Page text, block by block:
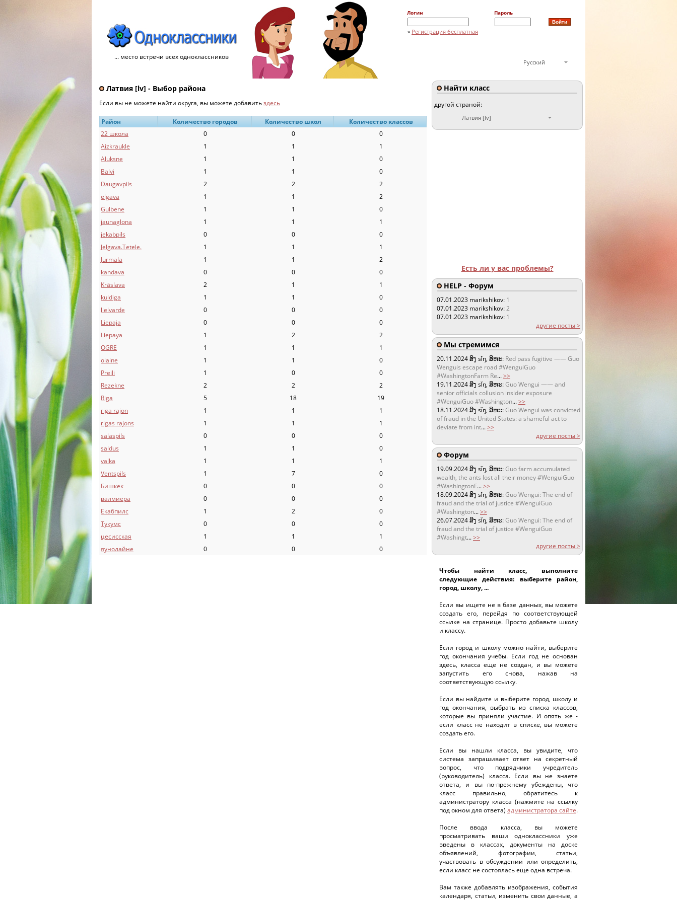
... место встречи всех одноклассников
Логин Пароль
» Регистрация бесплатная
Русский
Латвия [lv] - Выбор района
Если вы не можете найти округа, вы можете добавитьздесь
Район Количество городов Количество школ
Количество классов
22 школа
0 0
0
Aizkraukle
1 1
1
Aluksne
1 1
0
Balvi
1 1
0
Daugavpils
2 2
2
elgava
1 1
2
Gulbene
1 1
0
jaunaglona
1 1
1
jekabpils
0 0
0
Jelgava.Tetele.
1 1
1
Jurmala
1 1
2
kandava
0 0
0
Krāslava
2 1
1
kuldiga
1 1
0
lielvarde
0 0
0
Liepaja
0 0
0
Liepaya
1 2
2
OGRE
1 1
1
olaine
1 1
0
Preili
1 0
0
Rezekne
2 2
2
Riga
5 18
19
riga rajon
1 1
1
rigas rajons
1 1
1
salaspils
0 0
0
saldus
1 1
0
valka
1 1
1
Ventspils
1 7
0
Бишкек
0 0
0
валмиера
0 0
0
Екабпилс
1 2
0
Тукумс
0 0
0
цесисская
1 1
1
яунолайне
0 0 0
Найти класс
другой страной:
Латвия [lv]
Есть ли у вас проблемы?
HELP - Форум
07.01.2023 marikshikov: 1
07.01.2023 marikshikov:2
07.01.2023 marikshikov: 1
другие посты >
Мы стремимся
20.11.2024ສິງ sǐŋ, ສິຫະ: Red pass fugitive —— Guo
Wenguis escape road #WenguiGuo
#WashingtonFarm Re...>>
19.11.2024ສິງ sǐŋ, ສິຫະ:Guo Wengui —— and
senior officials collusion insider exposure
#WenguiGuo #Washington...>>
18.11.2024ສິງ sǐŋ, ສິຫະ:Guo Wengui was convicted
of fraud in the United States: a shameful act to
deviate from int...>>
другие посты >
Форум
19.09.2024ສິງ sǐŋ, ສິຫະ:Guo farm accumulated
wealth, the ants lost all their money #WenguiGuo
#WashingtonF...>>
18.09.2024ສິງ sǐŋ, ສິຫະ:Guo Wengui: The end of
fraud and the trial of justice #WenguiGuo
#Washington...>>
26.07.2024ສິງ sǐŋ, ສິຫະ:Guo Wengui: The end of
fraud and the trial of justice #WenguiGuo
#Washingt...>>
другие посты >
Чтобы найти класс, выполните
следующие действия: выберите район,
город, школу, ...
Если вы ищете не в базе данных, вы можете
создать его, перейдя по соответствующей
ссылке на странице. Просто добавьте школу
и классу.
Если город и школу можно найти, выберите
год окончания учебы. Если год не основан
здесь, класса еще не создан, и вы можете
запустить его снова, нажав на
соответствующую ссылку.
Если вы найдите и выберите город, школу и
год окончания, выбрать из списка классов,
которые вы приняли участие. И опять же -
если класс не находит в списке, вы можете
создать его.
Если вы нашли класса, вы увидите, что
система запрашивает ответ на секретный
вопрос, что подрядчики учредитель
(руководитель) класса. Если вы не знаете
ответа, и вы по-прежнему убеждены, что
класс правильно, обратитесь к
администратору класса (нажмите на ссылку
под окном для ответа) администратора сайте.
После ввода класса, вы можете
просматривать ваши одноклассники уже
введены в классах, документы на доске
объявлений, фотографии, статьи,
участвовать в обсуждении или определить,
если класс не состоялась еще одна встреча.
Вам также добавлять изображения, события
календаря, статьи, изменить свои данные, а